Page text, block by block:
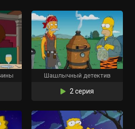
Шашлычный детектив
2 серия